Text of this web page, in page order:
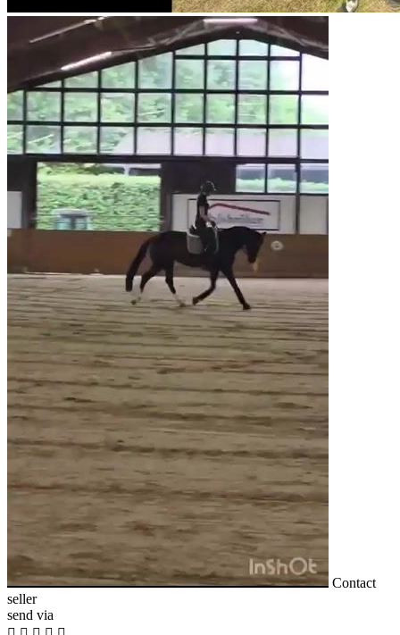
Contact
seller
send via